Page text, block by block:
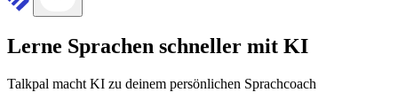
Lerne Sprachen schneller mit KI
Talkpal macht KI zu deinem persönlichen Sprachcoach